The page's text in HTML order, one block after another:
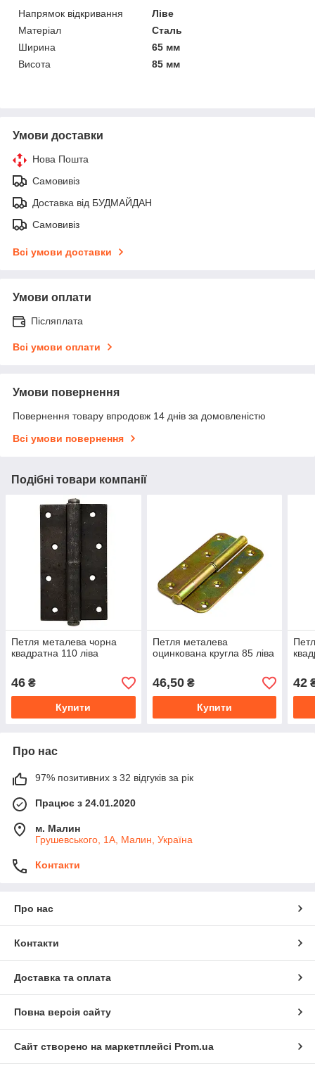
Напрямок відкривання
Ліве
Матеріал
Сталь
Ширина
65 мм
Висота
85 мм
Умови доставки
Нова Пошта
Самовивіз
Доставка від БУДМАЙДАН
Самовивіз
Всі умови доставки
Умови оплати
Післяплата
Всі умови оплати
Умови повернення
Повернення товару впродовж 14 днів за домовленістю
Всі умови повернення
Подібні товари компанії
Петля металева чорна
квадратна 110 ліва
46 ₴
Купити
Петля металева
оцинкована кругла 85 ліва
46,50₴
Купити
42
Про нас
97% позитивних з 32 відгуків за рік
Працює з 24.01.2020
м. Малин
Грушевського, 1А, Малин, Україна
Контакти
Про нас
Контакти
Доставка та оплата
Повна версія сайту
Сайт створено на маркетплейсі Prom.ua